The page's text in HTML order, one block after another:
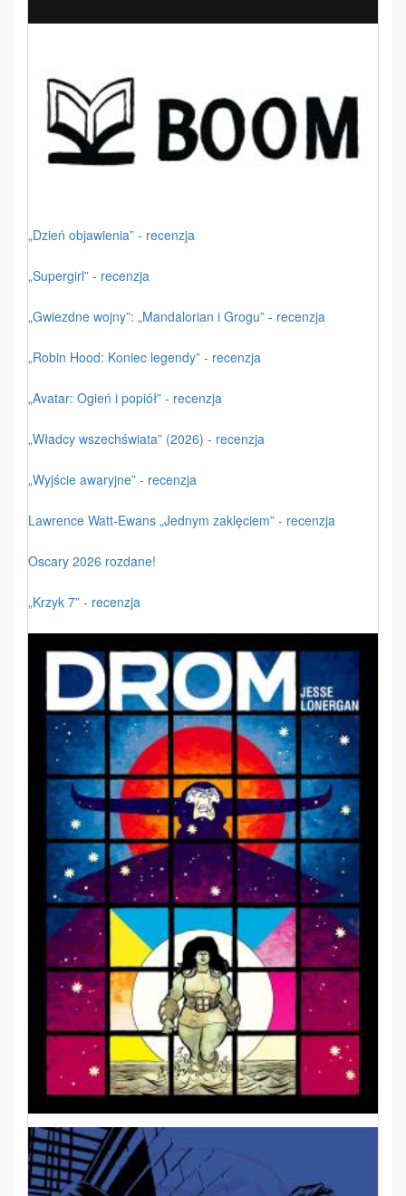
„Dzień objawienia” - recenzja
„Supergirl” - recenzja
„Gwiezdne wojny”: „Mandalorian i Grogu” - recenzja
„Robin Hood: Koniec legendy” - recenzja
„Avatar: Ogień i popiół” - recenzja
„Władcy wszechświata” (2026) - recenzja
„Wyjście awaryjne” - recenzja
Lawrence Watt-Ewans „Jednym zaklęciem” - recenzja
Oscary 2026 rozdane!
„Krzyk 7” - recenzja